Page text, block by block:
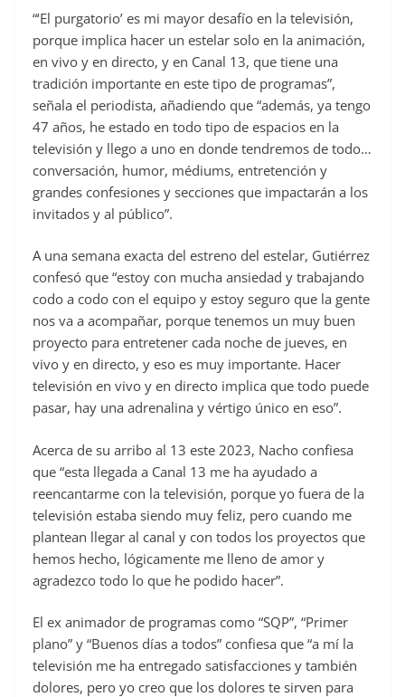
“‘El purgatorio’ es mi mayor desafío en la televisión,
porque implica hacer un estelar solo en la animación,
en vivo y en directo, y en Canal 13, que tiene una
tradición importante en este tipo de programas”,
señala el periodista, añadiendo que “además, ya tengo
47 años, he estado en todo tipo de espacios en la
televisión y llego a uno en donde tendremos de todo…
conversación, humor, médiums, entretención y
grandes confesiones y secciones que impactarán a los
invitados y al público”.
A una semana exacta del estreno del estelar, Gutiérrez
confesó que “estoy con mucha ansiedad y trabajando
codo a codo con el equipo y estoy seguro que la gente
nos va a acompañar, porque tenemos un muy buen
proyecto para entretener cada noche de jueves, en
vivo y en directo, y eso es muy importante. Hacer
televisión en vivo y en directo implica que todo puede
pasar, hay una adrenalina y vértigo único en eso”.
Acerca de su arribo al 13 este 2023, Nacho confiesa
que “esta llegada a Canal 13 me ha ayudado a
reencantarme con la televisión, porque yo fuera de la
televisión estaba siendo muy feliz, pero cuando me
plantean llegar al canal y con todos los proyectos que
hemos hecho, lógicamente me lleno de amor y
agradezco todo lo que he podido hacer”.
El ex animador de programas como “SQP”, “Primer
plano” y “Buenos días a todos” confiesa que “a mí la
televisión me ha entregado satisfacciones y también
dolores, pero yo creo que los dolores te sirven para